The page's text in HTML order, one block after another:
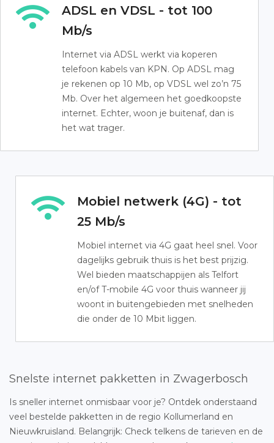
ADSL en VDSL - tot 100
Mb/s
Internet via ADSL werkt via koperen
telefoon kabels van KPN. Op ADSL mag
je rekenen op 10 Mb, op VDSL wel zo’n 75
Mb. Over het algemeen het goedkoopste
internet. Echter, woon je buitenaf, dan is
het wat trager.
Mobiel netwerk (4G) - tot
25 Mb/s
Mobiel internet via 4G gaat heel snel. Voor
dagelijks gebruik thuis is het best prijzig.
Wel bieden maatschappijen als Telfort
en/of T-mobile 4G voor thuis wanneer jij
woont in buitengebieden met snelheden
die onder de 10 Mbit liggen.
Snelste internet pakketten in Zwagerbosch
Is sneller internet onmisbaar voor je? Ontdek onderstaand
veel bestelde pakketten in de regio Kollumerland en
Nieuwkruisland. Belangrijk: Check telkens de tarieven en de